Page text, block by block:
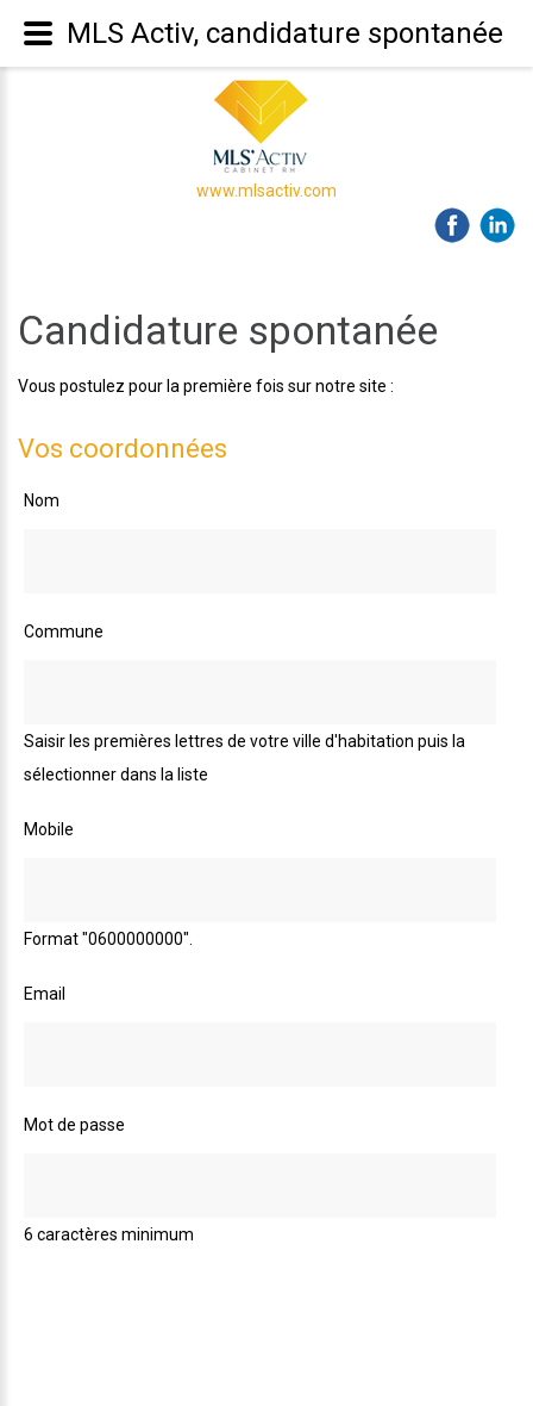
www.mlsactiv.com
Candidature spontanée
Vous postulez pour la première fois sur notre site :
Vos coordonnées
Nom
Commune
Saisir les premières lettres de votre ville d'habitation puis la
sélectionner dans la liste
Mobile
Format "0600000000".
Email
Mot de passe
6 caractères minimum
MLS Activ, candidature spontanée